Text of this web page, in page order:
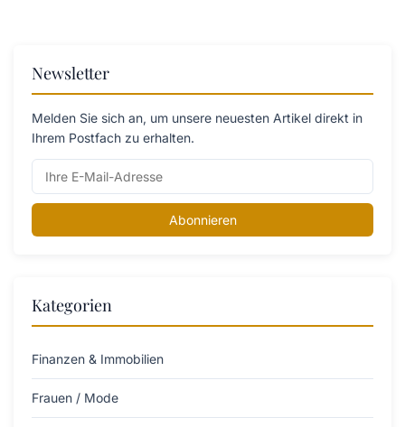
Newsletter
Melden Sie sich an, um unsere neuesten Artikel direkt in
Ihrem Postfach zu erhalten.
Abonnieren
Kategorien
Finanzen & Immobilien
Frauen / Mode